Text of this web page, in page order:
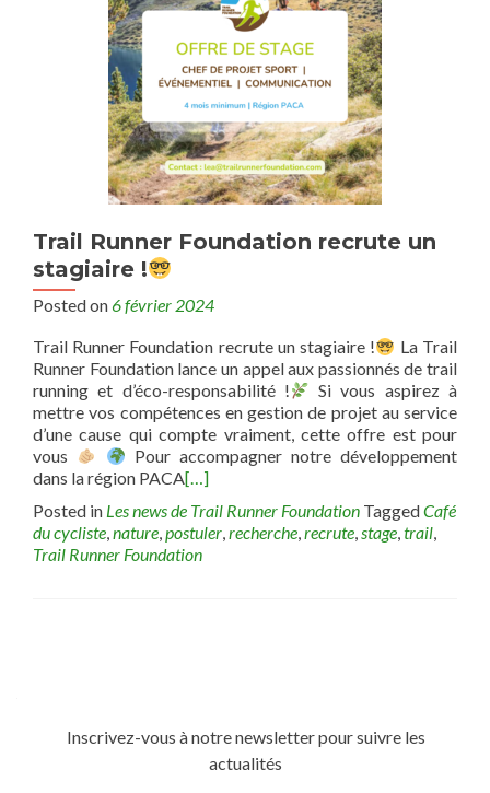
Trail Runner Foundation recrute un
stagiaire !
Posted on6 février 2024
Trail Runner Foundation recrute un stagiaire !
La Trail
Runner Foundation lance un appel aux passionnés de trail
running et d’éco-responsabilité !
Si vous aspirez à
mettre vos compétences en gestion de projet au service
d’une cause qui compte vraiment, cette offre est pour
vous
Pour accompagner notre développement
dans la région PACA[…]
Posted in Les news de Trail Runner Foundation TaggedCafé
du cycliste,nature,postuler,recherche,recrute,stage,trail,
Trail Runner Foundation
Inscrivez-vous à notre newsletter pour suivre les
actualités